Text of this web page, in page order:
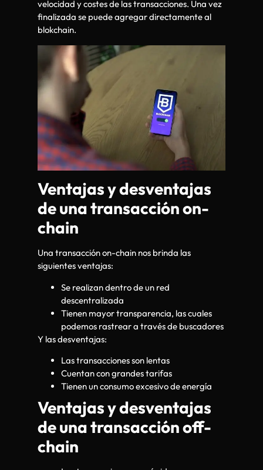
velocidad y costes de las transacciones. Una vez
finalizada se puede agregar directamente al
blokchain.
Ventajas y desventajas
de una transacción on-
chain
Una transacción on-chain nos brinda las
siguientes ventajas:
Se realizan dentro de un red
descentralizada
Tienen mayor transparencia, las cuales
podemos rastrear a través de buscadores
Y las desventajas:
Las transacciones son lentas
Cuentan con grandes tarifas
Tienen un consumo excesivo de energía
Ventajas y desventajas
de una transacción off-
chain